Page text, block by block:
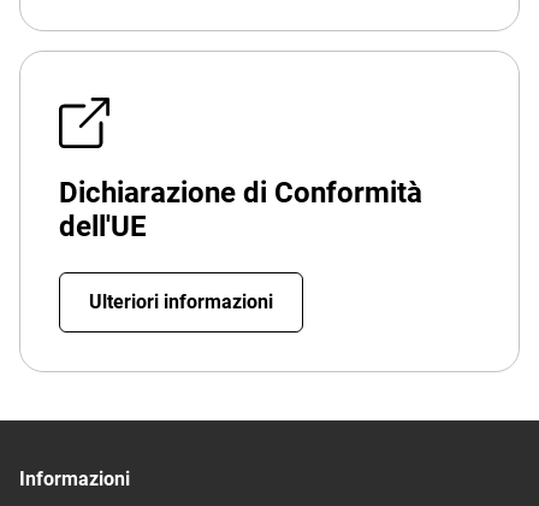
Dichiarazione di Conformità
dell'UE
Ulteriori informazioni
Informazioni